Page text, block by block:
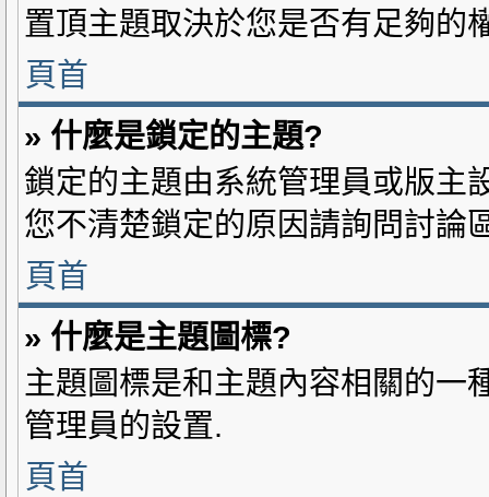
置頂主題取決於您是否有足夠的
頁首
» 什麼是鎖定的主題?
鎖定的主題由系統管理員或版主
您不清楚鎖定的原因請詢問討論
頁首
» 什麼是主題圖標?
主題圖標是和主題內容相關的一
管理員的設置.
頁首